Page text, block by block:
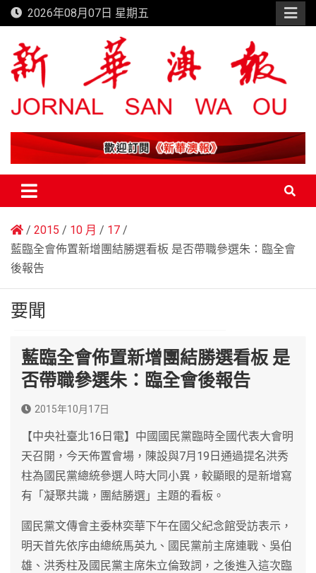
Skip
to
content
2026年08月07日 星期五
新華澳報
2015 10 月
17
藍臨全會佈置新增團結勝選看板 是否帶職參選朱：臨全會
後報告
要聞
藍臨全會佈置新增團結勝選看板 是
否帶職參選朱：臨全會後報告
2015年10月17日
【中央社臺北16日電】中國國民黨臨時全國代表大會明
天召開，今天佈置會場，陳設與7月19日通過提名洪秀
柱為國民黨總統參選人時大同小異，較顯眼的是新增寫
有「凝聚共識，團結勝選」主題的看板。
國民黨文傳會主委林奕華下午在國父紀念館受訪表示，
明天首先依序由總統馬英九、國民黨前主席連戰、吳伯
雄、洪秀柱及國民黨主席朱立倫致詞，之後進入這次臨